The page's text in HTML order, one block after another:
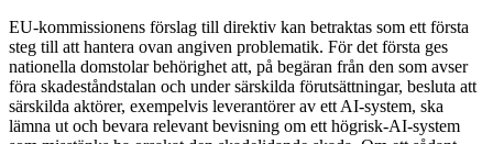
EU-kommissionens förslag till direktiv kan betraktas som ett första
steg till att hantera ovan angiven problematik. För det första ges
nationella domstolar behörighet att, på begäran från den som avser
föra skadeståndstalan och under särskilda förutsättningar, besluta att
särskilda aktörer, exempelvis leverantörer av ett AI-system, ska
lämna ut och bevara relevant bevisning om ett högrisk-AI-system